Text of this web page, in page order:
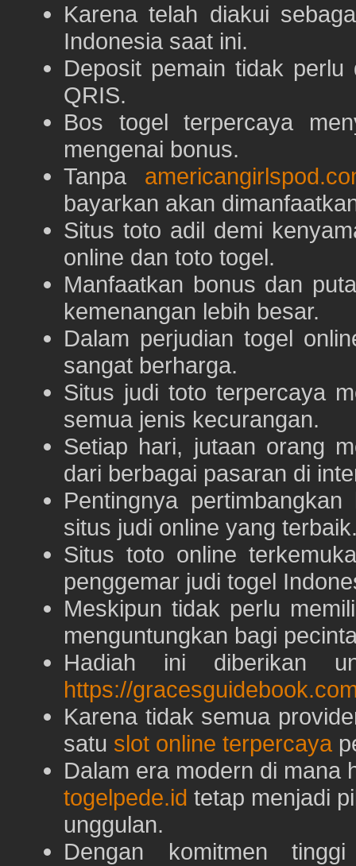
Karena telah diakui
Indonesia saat ini.
Deposit pemain tidak
QRIS.
Bos togel terpercaya
mengenai bonus.
Tanpa
bayarkan akan
Situs toto adil demi
online dan toto togel.
Manfaatkan bonus dan
kemenangan lebih besar.
Dalam perjudian togel
sangat berharga.
Situs judi toto terpercaya
semua jenis kecurangan.
Setiap hari, jutaan orang
dari berbagai pasaran di
Pentingnya
situs judi online yang
Situs toto online
penggemar judi togel
Meskipun tidak perlu
menguntungkan bagi
Hadiah ini diberikan
https://
Karena tidak semua
satu slot online terpercaya
Dalam era modern di mana
togelpede.id tetap menjadi
unggulan.
Dengan komitmen